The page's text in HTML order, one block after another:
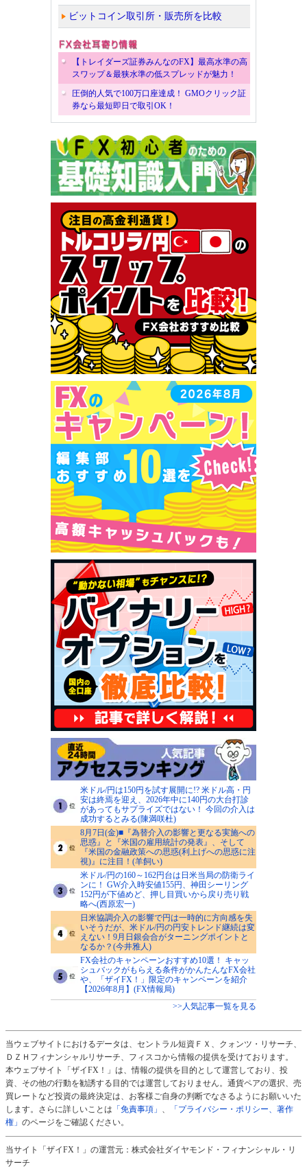
ビットコイン取引所・販売所を比較
【トレイダーズ証券みんなのFX】最高水準の高
スワップ＆最狭水準の低スプレッドが魅力！
圧倒的人気で100万口座達成！ GMOクリック証
券なら最短即日で取引OK！
米ドル/円は150円を試す展開に!? 米ドル高・円
安は終焉を迎え、2026年中に140円の大台打診
があってもサプライズではない！ 今回の介入は
成功するとみる(陳満咲杜)
8月7日(金)■『為替介入の影響と更なる実施への
思惑』と『米国の雇用統計の発表』、そして
『米国の金融政策への思惑(利上げへの思惑に注
視)』に注目！(羊飼い)
米ドル/円の160～162円台は日米当局の防衛ライ
ンに！ GW介入時安値155円、神田シーリング
152円が下値めど、押し目買いから戻り売り戦
略へ(西原宏一)
日米協調介入の影響で円は一時的に方向感を失
いそうだが、米ドル/円の円安トレンド継続は変
えない！9月日銀会合がターニングポイントと
なるか？(今井雅人)
FX会社のキャンペーンおすすめ10選！ キャッ
シュバックがもらえる条件がかんたんなFX会社
や、「ザイFX！」限定のキャンペーンを紹介
【2026年8月】(FX情報局)
>>人気記事一覧を見る
当ウェブサイトにおけるデータは、セントラル短資ＦＸ、クォンツ・リサーチ、
ＤＺＨフィナンシャルリサーチ、フィスコから情報の提供を受けております。
本ウェブサイト「ザイFX！」は、情報の提供を目的として運営しており、投
資、その他の行動を勧誘する目的では運営しておりません。通貨ペアの選択、売
買レートなど投資の最終決定は、お客様ご自身の判断でなさるようにお願いいた
します。さらに詳しいことは 「免責事項」 、
「プライバシー・ポリシー、著作
権」 のページをご確認ください。
当サイト「ザイFX！」の運営元：株式会社ダイヤモンド・フィナンシャル・リ
サーチ